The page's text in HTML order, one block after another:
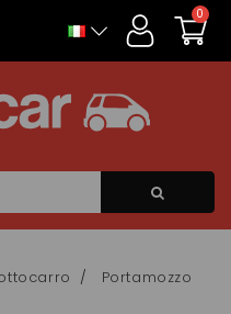
0
Portamozzo